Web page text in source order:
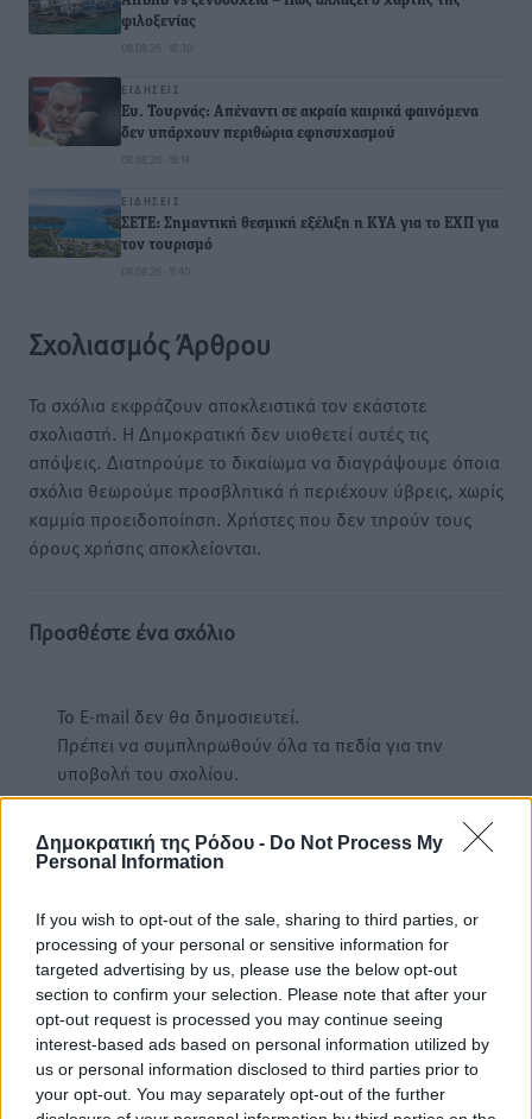
Δημοκρατική της Ρόδου - Do Not Process My
Personal Information
If you wish to opt-out of the sale, sharing to third parties, or
processing of your personal or sensitive information for
targeted advertising by us, please use the below opt-out
section to confirm your selection. Please note that after your
opt-out request is processed you may continue seeing
interest-based ads based on personal information utilized by
us or personal information disclosed to third parties prior to
your opt-out. You may separately opt-out of the further
φιλοξενίας
08.08.26 · 18:30
ΕΙΔΉΣΕΙΣ
Ευ. Τουρνάς: Απέναντι σε ακραία καιρικά φαινόμενα
δεν υπάρχουν περιθώρια εφησυχασμού
08.08.26 · 18:14
ΕΙΔΉΣΕΙΣ
ΣΕΤΕ: Σημαντική θεσμική εξέλιξη η ΚΥΑ για το ΕΧΠ για
τον τουρισμό
08.08.26 · 11:40
Σχολιασμός Άρθρου
Τα σχόλια εκφράζουν αποκλειστικά τον εκάστοτε
σχολιαστή. Η Δημοκρατική δεν υιοθετεί αυτές τις
απόψεις. Διατηρούμε το δικαίωμα να διαγράψουμε όποια
σχόλια θεωρούμε προσβλητικά ή περιέχουν ύβρεις, χωρίς
καμμία προειδοποίηση. Χρήστες που δεν τηρούν τους
όρους χρήσης αποκλείονται.
Προσθέστε ένα σχόλιο
Το E-mail δεν θα δημοσιευτεί.
Πρέπει να συμπληρωθούν όλα τα πεδία για την
υποβολή του σχολίου.
Όνοματεπώνυμο Email
Φύλαξε τα στοιχεία μου για την επόμενη φορά.